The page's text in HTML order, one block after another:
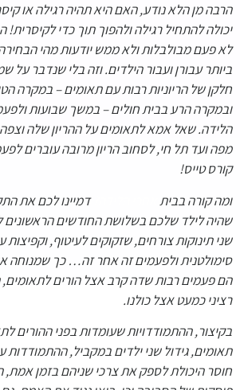
הרבה מן הלא נודע, האם היא תהיה רגילה או
יכולה להתחיל רגילה ולהפוך תוך כדי לקיסרית!
לא פעם מבולבלות ולא ממש יודעות מהי
ביותר עבורן ועבור הילדים. וזה בלי שנדבר על
חלקן של הריוניות רבות עם תאומים – במקרה
ובמקרה הרע בבית חולים – במשך שבועות
הלידה. שאל אמא לתאומים על ההריון שלה
מפה ועד תל חי, לסחוב הריון מרובה עוברים
קורס טייס!
ומה קורה בבית
דמיינו לכם את
שהיה לילד שלכם בשלושת החודשים הראשונים
שני תינוקות צורחים, שזקוקים לעיטוף,
סימולטנית ולפעמים זה אחר זה… כך שמנוחה
הם פעמים רבות שדה קרב אצל הורים
רציני כמעט אצל כולנו.
בקיצור, ההתמודדויות שעומדות בפני ההורים
תאומים, גידול שני ילדים במקביל,
חוסר היכולת לספק את צרכי שניהם בזמן אמת,